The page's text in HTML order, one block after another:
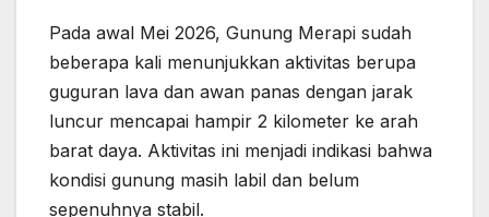
Pada awal Mei 2026, Gunung Merapi sudah
beberapa kali menunjukkan aktivitas berupa
guguran lava dan awan panas dengan jarak
luncur mencapai hampir 2 kilometer ke arah
barat daya. Aktivitas ini menjadi indikasi bahwa
kondisi gunung masih labil dan belum
sepenuhnya stabil.